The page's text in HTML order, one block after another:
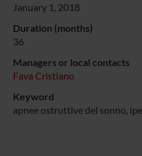
January 1, 2018
Duration (months)
36
Managers or local contacts
Fava Cristiano
Keyword
apnee ostruttive del sonno,